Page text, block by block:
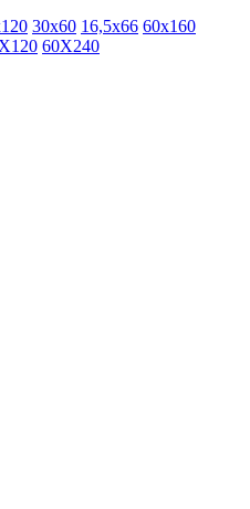
30x60 16,5x66 60x160
60X240